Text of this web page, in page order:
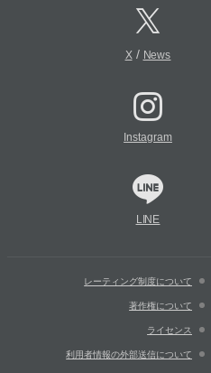
X/ News
Instagram
LINE
レーティング制度について
著作権について
ライセンス
利用者情報の外部送信について